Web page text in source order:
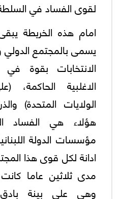
لقوى الفساد في
امام هذه الخريطة
يسمى بالمجتمع الدولي
الانتخابات بقوة
الاغلبية
الولايات المتحدة)
هؤلاء هي
مؤسسات الدولة
ادانة لكل قوى هذا
مدى ثلاثين عاما
وهي على بينة